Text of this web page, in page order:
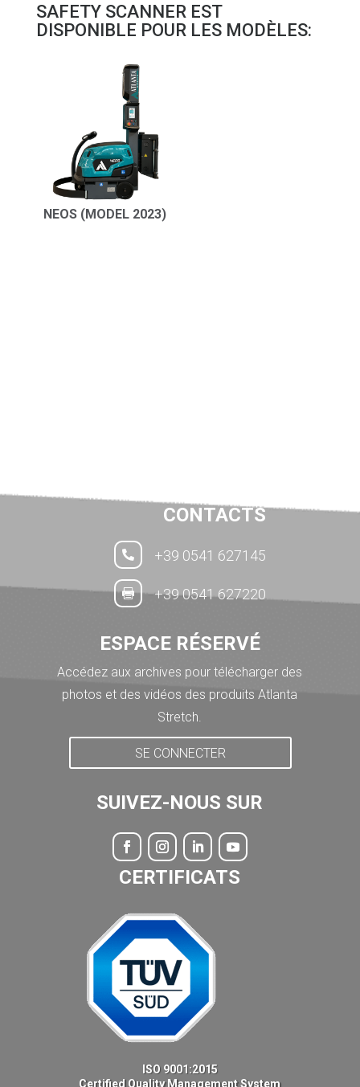
SAFETY SCANNER EST
DISPONIBLE POUR LES MODÈLES:
NEOS (MODEL 2023)
CONTACTS
 +39 0541 627145
 +39 0541 627220
ESPACE RÉSERVÉ
Accédez aux archives pour télécharger des
photos et des vidéos des produits Atlanta
Stretch.
SE CONNECTER
SUIVEZ-NOUS SUR
CERTIFICATS
ISO 9001:2015
Certified Quality Management System